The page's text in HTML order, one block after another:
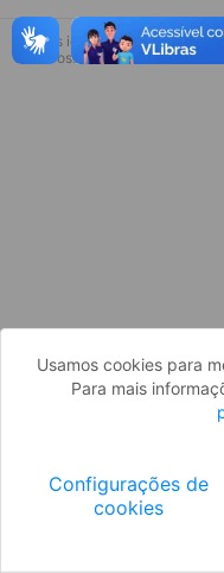
Desculpe,
* Esses idiomas serão
terceiros.
Usamos cookies para
Para mais
Configurações de
cookies